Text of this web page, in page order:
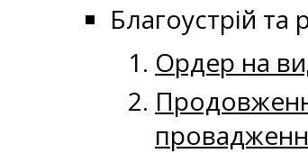
Благоустрій та
Ордер на